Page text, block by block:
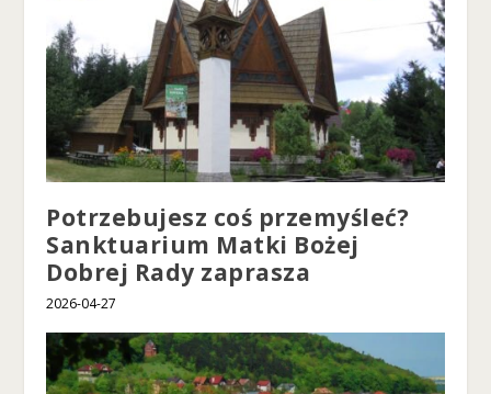
Potrzebujesz coś przemyśleć?
Sanktuarium Matki Bożej
Dobrej Rady zaprasza
2026-04-27